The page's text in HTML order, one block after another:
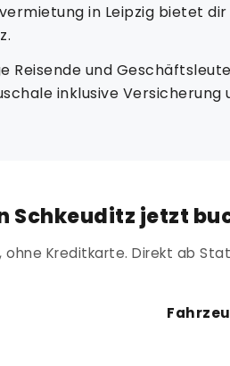
in Leipzig bietet
Reisende und
inklusive Versicherung
Schkeuditz jetzt
ohne Kreditkarte. Direkt ab